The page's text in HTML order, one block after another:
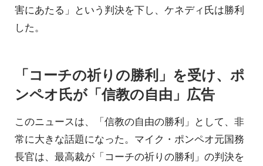
害にあたる」という判決を下し、ケネディ氏は勝利
した。
「コーチの祈りの勝利」を受け、ポ
ンペオ氏が「信教の自由」広告
このニュースは、「信教の自由の勝利」として、非
常に大きな話題になった。マイク・ポンペオ元国務
長官は、最高裁が「コーチの祈りの勝利」の判決を